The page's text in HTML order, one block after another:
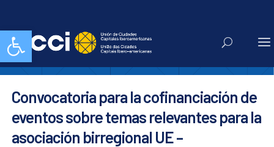
Abrir barra de herramientasAL-LAs
Convocatoria para la cofinanciación de
eventos sobre temas relevantes para la
asociación birregional UE –